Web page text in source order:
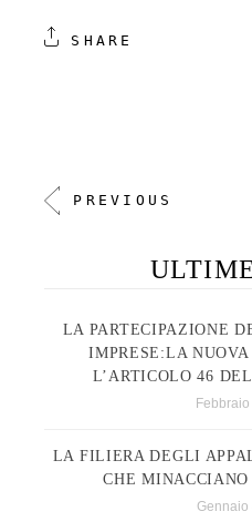
SHARE
PREVIOUS
LA PARTECIPAZIONE
IMPRESE:LA
L’ARTICOLO 46
LA FILIERA DEGLI
CHE
Gennaio